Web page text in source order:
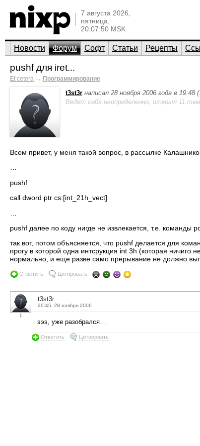
7 августа 2026,
пятница,
20:07:50 MSK
Новости Форум Софт Статьи Рецепты
pushf для iret...
Et cetera → Программирование
t3st3r написал 28 ноября 2006 года в 19:48
Ведет себя неопределенно; открыл 11
Всем привет, у меня такой вопрос, в рассылке
…
pushf
call dword ptr cs:[int_21h_vect]
pushf далее по коду нигде не извлекается, т.е. команды
так вот, потом объясняется, что pushf делается для
прогу в которой одна интсрукция int 3h (которая ничиго
нормально, и еще разве само прерывание не должно
Ответить Цитировать
1
t3st3r
20:45, 28 ноября 2006
эээ, уже разобрался…
Ответить Цитировать